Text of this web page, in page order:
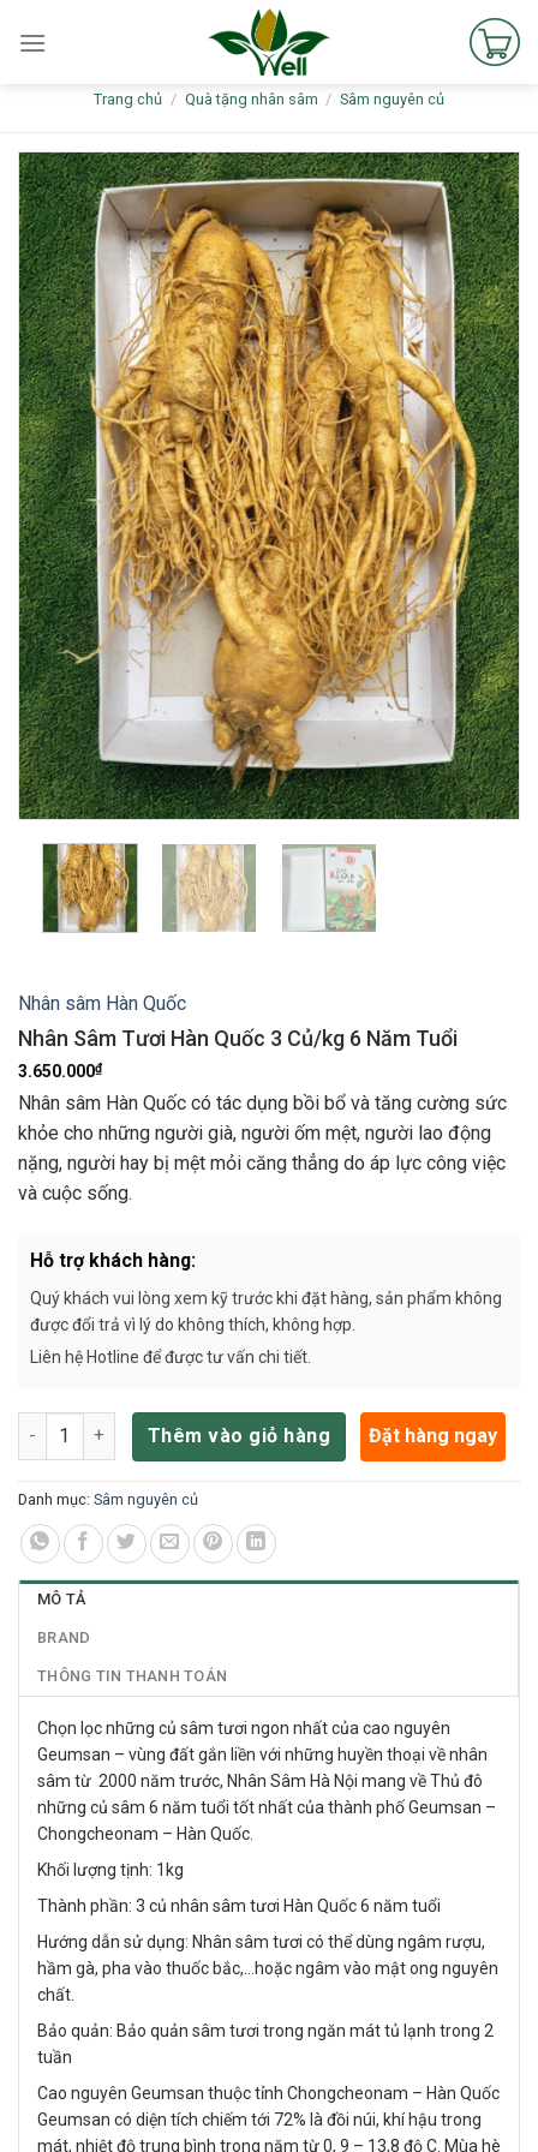
Trang chủ / Quà tặng nhân sâm / Sâm nguyên củ
Nhân sâm Hàn Quốc
Nhân Sâm Tươi Hàn Quốc 3 Củ/kg 6 Năm Tuổi
3.650.000₫
Nhân sâm Hàn Quốc có tác dụng bồi bổ và tăng cường sức
khỏe cho những người già, người ốm mệt, người lao động
nặng, người hay bị mệt mỏi căng thẳng do áp lực công việc
và cuộc sống.
Hỗ trợ khách hàng:
Quý khách vui lòng xem kỹ trước khi đặt hàng, sản phẩm không
được đổi trả vì lý do không thích, không hợp.
Liên hệ Hotline để được tư vấn chi tiết.
Nhân Sâm Tươi Hàn Quốc 3 Củ/kg 6 Năm Tuổi số lượng
Thêm vào giỏ hàng Đặt hàng ngay
Danh mục: Sâm nguyên củ
MÔ TẢ
BRAND
THÔNG TIN THANH TOÁN
Chọn lọc những củ sâm tươi ngon nhất của cao nguyên
Geumsan – vùng đất gắn liền với những huyền thoại về nhân
sâm từ 2000 năm trước, Nhân Sâm Hà Nội mang về Thủ đô
những củ sâm 6 năm tuổi tốt nhất của thành phố Geumsan –
Chongcheonam – Hàn Quốc.
Khối lượng tịnh: 1kg
Thành phần: 3 củ nhân sâm tươi Hàn Quốc 6 năm tuổi
Hướng dẫn sử dụng: Nhân sâm tươi có thể dùng ngâm rượu,
hầm gà, pha vào thuốc bắc,…hoặc ngâm vào mật ong nguyên
chất.
Bảo quản: Bảo quản sâm tươi trong ngăn mát tủ lạnh trong 2
tuần
Cao nguyên Geumsan thuộc tỉnh Chongcheonam – Hàn Quốc
Geumsan có diện tích chiếm tới 72% là đồi núi, khí hậu trong
mát, nhiệt độ trung bình trong năm từ 0, 9 – 13,8 độ C. Mùa hè